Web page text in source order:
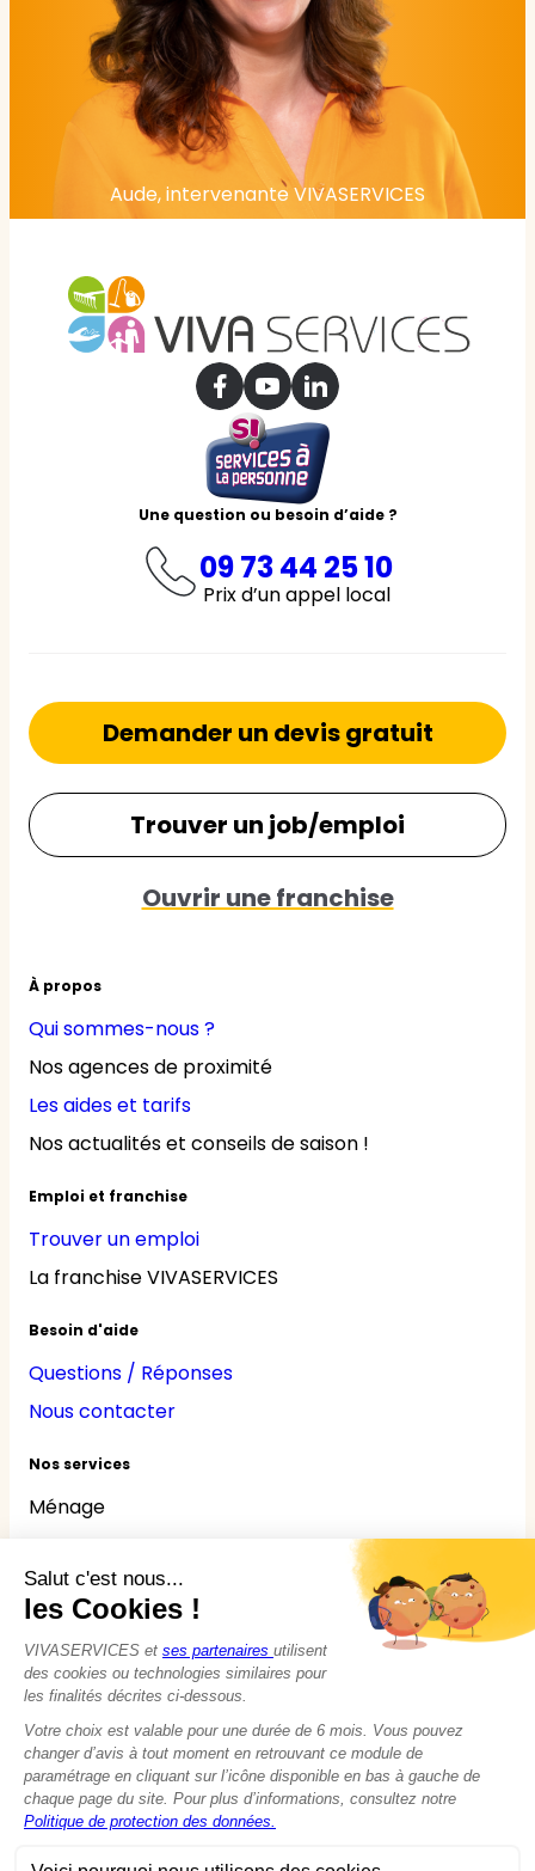
Aude, intervenante VIVASERVICES
Une question ou besoin d’aide ?
09 73 44 25 10
Prix d’un appel local
À propos
Qui sommes-nous ?
Nos agences de proximité
Les aides et tarifs
Nos actualités et conseils de saison !
Emploi et franchise
Trouver un emploi
La franchise VIVASERVICES
Besoin d'aide
Questions / Réponses
Nous contacter
Nos services
Ménage
Jardinage
Bricolage
Nounou
Seniors
Handicaps
Demander un devis gratuit
Trouver un job/emploi
Ouvrir une franchise
© 2015 - 2026VIVASERVICES
Modifier vos préférences en matière de cookies